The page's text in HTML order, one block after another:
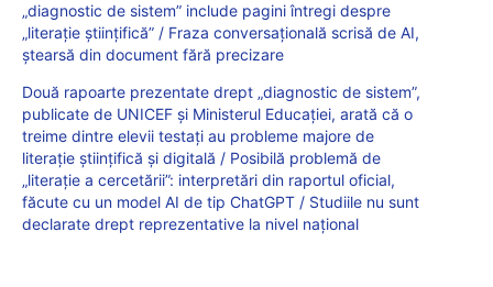
„diagnostic de sistem” include pagini întregi despre
„literație științifică” / Fraza conversațională scrisă de AI,
ștearsă din document fără precizare
Două rapoarte prezentate drept „diagnostic de sistem”,
publicate de UNICEF și Ministerul Educației, arată că o
treime dintre elevii testați au probleme majore de
literație științifică și digitală / Posibilă problemă de
„literație a cercetării”: interpretări din raportul oficial,
făcute cu un model AI de tip ChatGPT / Studiile nu sunt
declarate drept reprezentative la nivel național